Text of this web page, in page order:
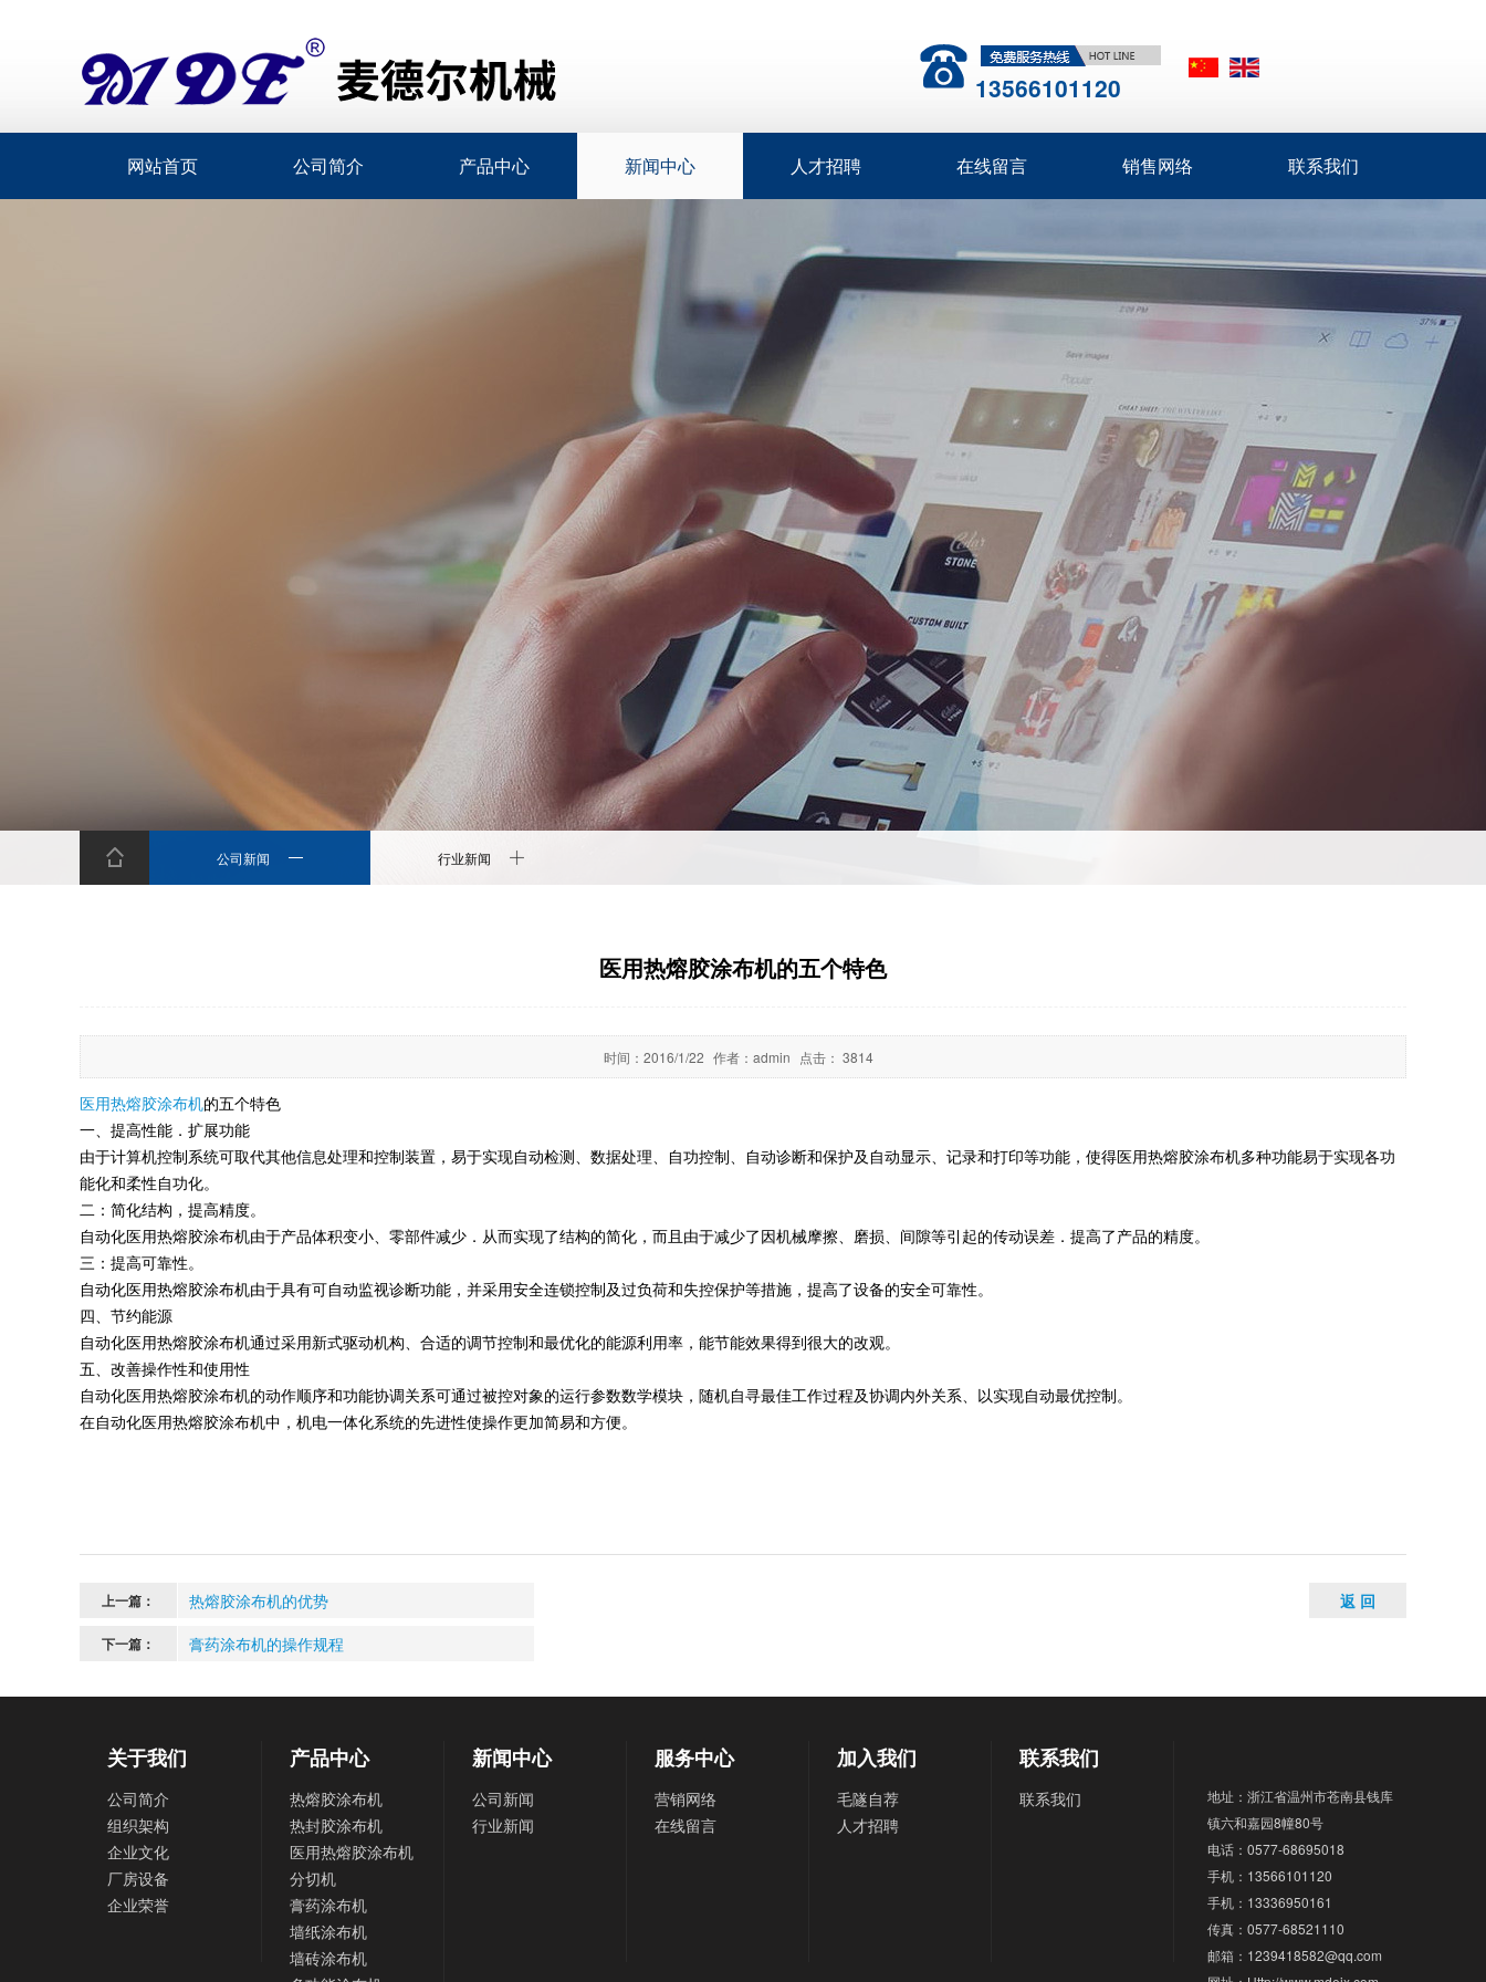
13566101120
网站首页 公司简介 产品中心 新闻中心 人才招聘 在线留言 销售网络 联系我们
公司新闻 行业新闻
医用热熔胶涂布机的五个特色
时间： 2016/1/22 作者： admin 点击： 3814
医用热熔胶涂布机的五个特色
一、提高性能．扩展功能
由于计算机控制系统可取代其他信息处理和控制装置，易于实现自动检测、数据处理、自功控制、自动诊断和保护及自动显示、记录和打印等功能，使得医用热熔胶涂布机多种功能易于实现各功
能化和柔性自功化。
二：简化结构，提高精度。
自动化医用热熔胶涂布机由于产品体积变小、零部件减少．从而实现了结构的简化，而且由于减少了因机械摩擦、磨损、间隙等引起的传动误差．提高了产品的精度。
三：提高可靠性。
自动化医用热熔胶涂布机由于具有可自动监视诊断功能，并采用安全连锁控制及过负荷和失控保护等措施，提高了设备的安全可靠性。
四、节约能源
自动化医用热熔胶涂布机通过采用新式驱动机构、合适的调节控制和最优化的能源利用率，能节能效果得到很大的改观。
五、改善操作性和使用性
自动化医用热熔胶涂布机的动作顺序和功能协调关系可通过被控对象的运行参数数学模块，随机自寻最佳工作过程及协调内外关系、以实现自动最优控制。
在自动化医用热熔胶涂布机中，机电一体化系统的先进性使操作更加简易和方便。
上一篇： 热熔胶涂布机的优势
下一篇： 膏药涂布机的操作规程
返 回
关于我们
公司简介
组织架构
企业文化
厂房设备
企业荣誉
产品中心
热熔胶涂布机
热封胶涂布机
医用热熔胶涂布机
分切机
膏药涂布机
墙纸涂布机
墙砖涂布机
新闻中心
公司新闻
行业新闻
服务中心
营销网络
在线留言
加入我们
毛隧自荐
人才招聘
联系我们
联系我们
地址：浙江省温州市苍南县钱库
镇六和嘉园8幢80号
电话：0577-68695018
手机：13566101120
手机：13336950161
传真：0577-68521110
邮箱：1239418582@qq.com